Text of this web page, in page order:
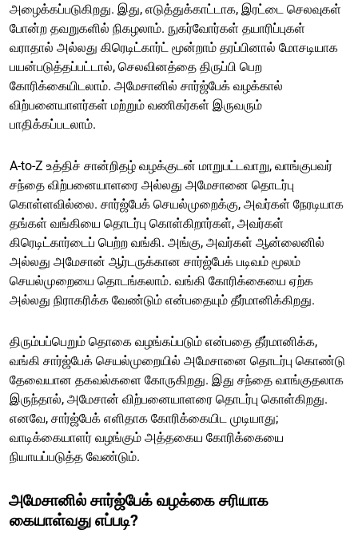
அழைக்கப்படுகிறது. இது, எடுத்துக்காட்டாக, இரட்டை செலவுகள்
போன்ற தவறுகளில் நிகழலாம். நுகர்வோர்கள் தயாரிப்புகள்
வராதால் அல்லது கிரெடிட்கார்ட் மூன்றாம் தரப்பினால் மோசடியாக
பயன்படுத்தப்பட்டால், செலவினத்தை திருப்பி பெற
கோரிக்கையிடலாம். அமேசானில் சார்ஜ்பேக் வழக்கால்
விற்பனையாளர்கள் மற்றும் வணிகர்கள் இருவரும்
பாதிக்கப்படலாம்.
A-to-Z உத்திச் சான்றிதழ் வழக்குடன் மாறுபட்டவாறு, வாங்குபவர்
சந்தை விற்பனையாளரை அல்லது அமேசானை தொடர்பு
கொள்ளவில்லை. சார்ஜ்பேக் செயல்முறைக்கு, அவர்கள் நேரடியாக
தங்கள் வங்கியை தொடர்பு கொள்கிறார்கள், அவர்கள்
கிரெடிட்கார்டைப் பெற்ற வங்கி. அங்கு, அவர்கள் ஆன்லைனில்
அல்லது அமேசான் ஆர்டருக்கான சார்ஜ்பேக் படிவம் மூலம்
செயல்முறையை தொடங்கலாம். வங்கி கோரிக்கையை ஏற்க
அல்லது நிராகரிக்க வேண்டும் என்பதையும் தீர்மானிக்கிறது.
திரும்பப்பெறும் தொகை வழங்கப்படும் என்பதை தீர்மானிக்க,
வங்கி சார்ஜ்பேக் செயல்முறையில் அமேசானை தொடர்பு கொண்டு
தேவையான தகவல்களை கோருகிறது. இது சந்தை வாங்குதலாக
இருந்தால், அமேசான் விற்பனையாளரை தொடர்பு கொள்கிறது.
எனவே, சார்ஜ்பேக் எளிதாக கோரிக்கையிட முடியாது;
வாடிக்கையாளர் வழங்கும் அத்தகைய கோரிக்கையை
நியாயப்படுத்த வேண்டும்.
அமேசானில் சார்ஜ்பேக் வழக்கை சரியாக
கையாள்வது எப்படி?